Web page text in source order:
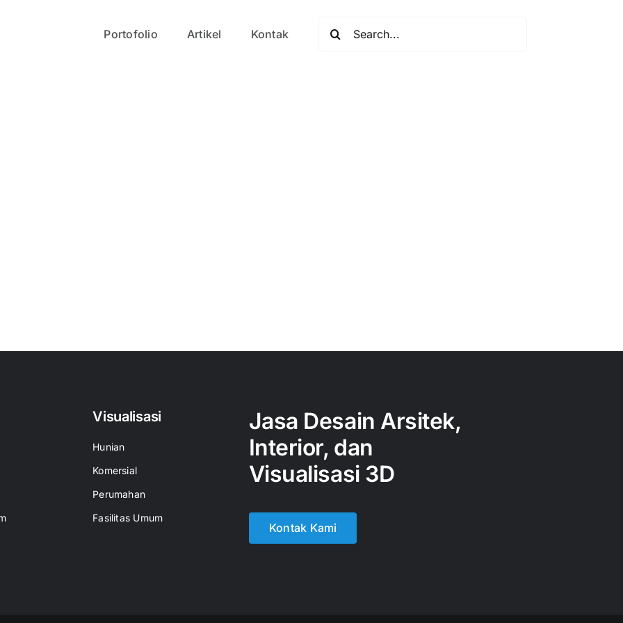
Portofolio Artikel Kontak
for:
Visualisasi
Hunian
Komersial
Perumahan
Fasilitas Umum
Jasa Desain Arsitek,
Interior, dan
Visualisasi 3D
Kontak Kami